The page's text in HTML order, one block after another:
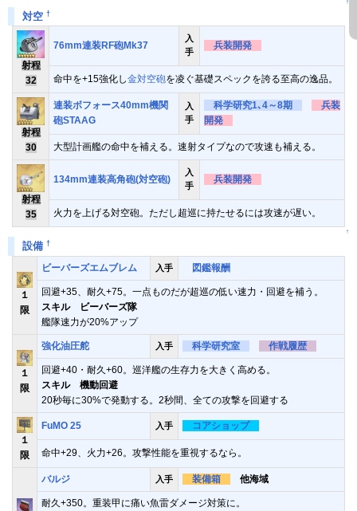
↑
対空 †
射程
32
76mm連装RF砲Mk37
入
手
兵装開発
命中を+15強化し金対空砲を凌ぐ基礎スペックを誇る至高の逸品。
射程
30
連装ボフォース40mm機関
砲STAAG
入
手
科学研究1､4～8期
兵装
開発
大型計画艦の命中を補える。速射タイプなので攻速も補える。
射程
35
134mm連装高角砲(対空砲)
入
手
兵装開発
火力を上げる対空砲。ただし超巡に持たせるには攻速が遅い。
↑
設備 †
１
限
ビーバーズエムブレム 入手 図鑑報酬
回避+35、耐久+75。一点ものだが超巡の低い速力・回避を補う。
スキル ビーバーズ隊
艦隊速力が20%アップ
１
限
強化油圧舵 入手 科学研究室 作戦履歴
回避+40・耐久+60。巡洋艦の生存力を大きく高める。
スキル 機動回避
20秒毎に30%で発動する。2秒間、全ての攻撃を回避する
１
限
FuMO 25 入手 コアショップ
命中+29、火力+26。攻撃性能を重視するなら。
バルジ 入手 装備箱 他海域
耐久+350。重装甲に痛い魚雷ダメージ対策に。